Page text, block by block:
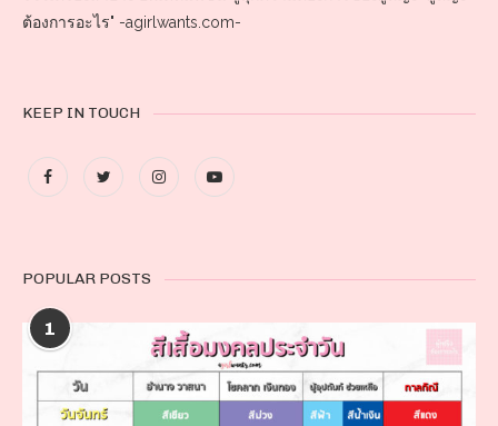
ต้องการอะไร" -agirlwants.com-
KEEP IN TOUCH
POPULAR POSTS
1